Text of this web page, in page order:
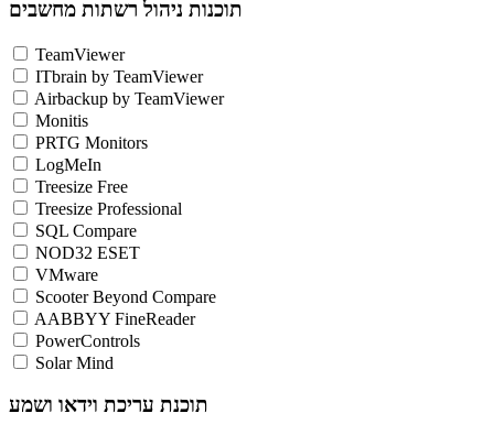
תוכנות ניהול רשתות מחשבים
TeamViewer
ITbrain by TeamViewer
Airbackup by TeamViewer
Monitis
PRTG Monitors
LogMeIn
Treesize Free
Treesize Professional
SQL Compare
NOD32 ESET
VMware
Scooter Beyond Compare
AABBYY FineReader
PowerControls
Solar Mind
תוכנת עריכת וידאו ושמע